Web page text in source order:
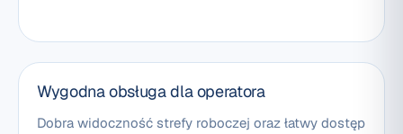
Wygodna obsługa dla operatora
Dobra widoczność strefy roboczej oraz łatwy dostęp